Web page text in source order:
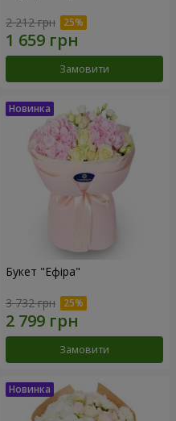
2 212 грн
Замовити
Букет "Ефіра"
3 732 грн
Замовити